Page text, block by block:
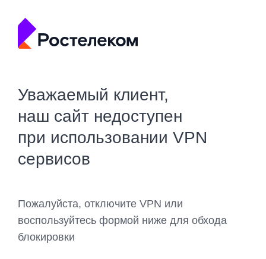
Уважаемый клиент,
наш сайт недоступен
при использовании VPN
сервисов
Пожалуйста, отключите VPN или
воспользуйтесь формой ниже для обхода
блокировки